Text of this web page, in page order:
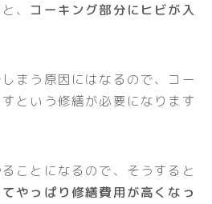
、 コーキング部分にヒビが入
まう原因にはなるので、コー
という修繕が必要になります
ことになるので、そうすると
やっぱり修繕費用が高くなっ